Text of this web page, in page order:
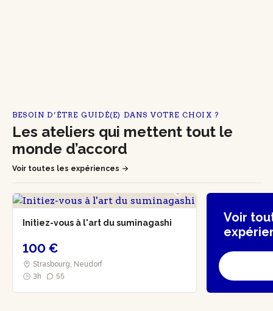
BESOIN D’ÊTRE GUIDÉ(E) DANS VOTRE CHOIX ?
Les ateliers qui mettent tout le
monde d’accord
Voir toutes les expériences
Initiez-vous à l'art du suminagashi
100 €
Strasbourg, Neudorf
3h
55
Voir